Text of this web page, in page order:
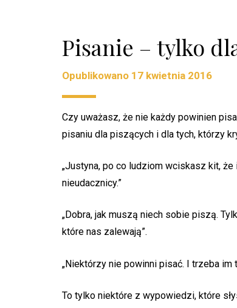
Pisanie – tylko
Opublikowano 17 kwietnia 2016
Czy uważasz, że nie każdy powinien
pisaniu dla piszących i dla tych, którzy
„Justyna, po co ludziom wciskasz kit,
nieudacznicy.”
„Dobra, jak muszą niech sobie piszą.
które nas zalewają”.
„Niektórzy nie powinni pisać. I trzeba im
To tylko niektóre z wypowiedzi, które